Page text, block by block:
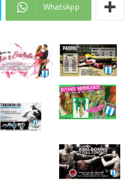
WhatsApp